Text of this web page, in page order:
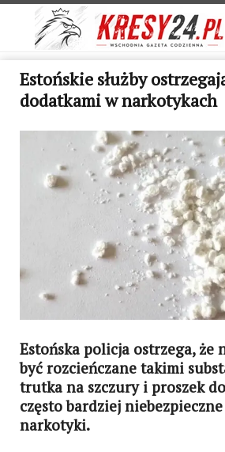
Estońskie służby
dodatkami w narkotykach
Estońska policja ostrzega, że
być rozcieńczane takimi
trutka na szczury i proszek
często bardziej
narkotyki.